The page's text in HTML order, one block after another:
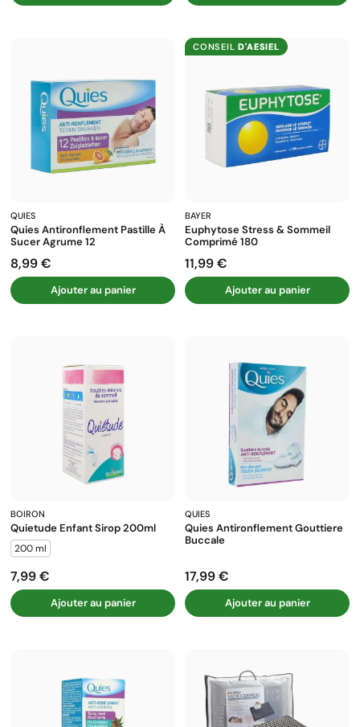
QUIES
Quies Antironflement Pastille À
Sucer Agrume 12
Prix
8,99 €
Ajouter au panier
CONSEILD'AESIEL
BAYER
Euphytose Stress & Sommeil
Comprimé 180
Prix
11,99 €
Ajouter au panier
BOIRON
Quietude Enfant Sirop 200ml
200 ml
Prix
7,99 €
Ajouter au panier
QUIES
Quies Antironflement Gouttiere
Buccale
Prix
17,99 €
Ajouter au panier